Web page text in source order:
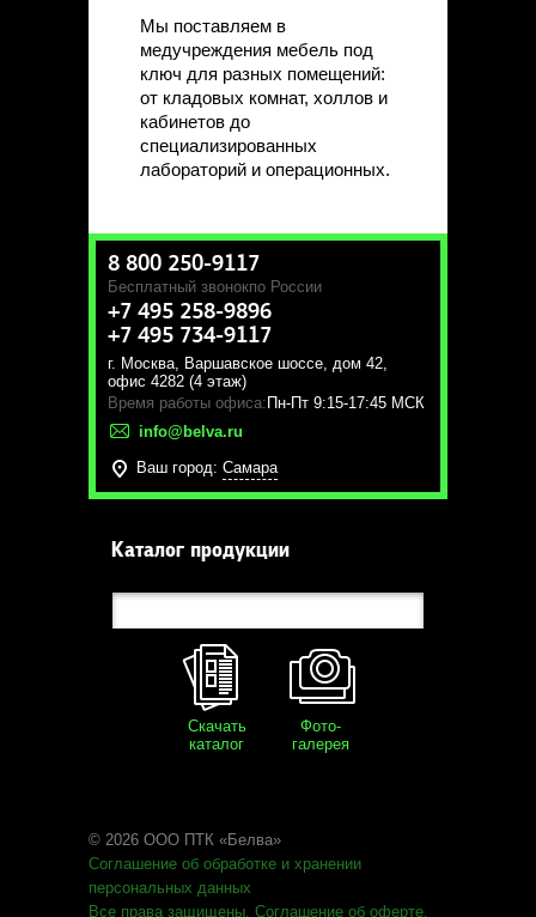
Мы поставляем в
медучреждения мебель под
ключ для разных помещений:
от кладовых комнат, холлов и
кабинетов до
специализированных
лабораторий и операционных.
8 800 250-9117
Бесплатный звонокпо России
+7 495 258-9896
+7 495 734-9117
г. Москва, Варшавское шоссе, дом 42,
офис 4282 (4 этаж)
Время работы офиса: Пн-Пт 9:15-17:45 МСК
info@belva.ru
Ваш город: Самара
Каталог продукции
Скачать
каталог
Фото-
галерея
© 2026 ООО ПТК «Белва»
Соглашение об обработке и хранении
персональных данных
Все права защищены. Соглашение об оферте.